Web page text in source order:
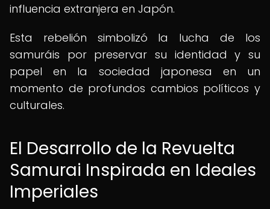
influencia extranjera en Japón.
Esta rebelión simbolizó la lucha de los
samuráis por preservar su identidad y su
papel en la sociedad japonesa en un
momento de profundos cambios políticos y
culturales.
El Desarrollo de la Revuelta
Samurai Inspirada en Ideales
Imperiales